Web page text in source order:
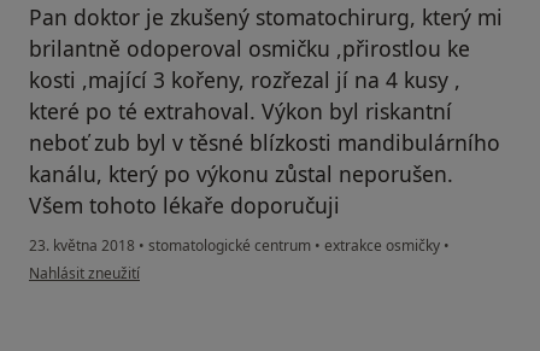
Pan doktor je zkušený stomatochirurg, který mi
brilantně odoperoval osmičku ,přirostlou ke
kosti ,mající 3 kořeny, rozřezal jí na 4 kusy ,
které po té extrahoval. Výkon byl riskantní
neboť zub byl v těsné blízkosti mandibulárního
kanálu, který po výkonu zůstal neporušen.
Všem tohoto lékaře doporučuji
23. května 2018 • stomatologické centrum • extrakce osmičky •
podle názoru uživatele MUDr. Pavel Ovísek
Nahlásit zneužití